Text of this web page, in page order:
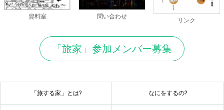
資料室 問い合わせ
リンク
「旅家」参加メンバー募集
「旅する家」とは? なにをするの?